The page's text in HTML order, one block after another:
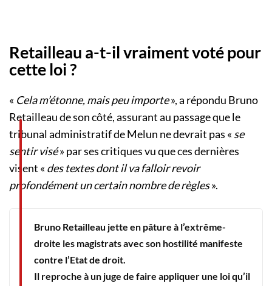
Retailleau a-t-il vraiment voté pour
cette loi ?
« Cela m’étonne, mais peu importe», a répondu Bruno
Retailleau de son côté, assurant au passage que le
tribunal administratif de Melun ne devrait pas « se
sentir visé» par ses critiques vu que ces dernières
visent « des textes dont il va falloir revoir
profondément un certain nombre de règles».
Bruno Retailleau jette en pâture à l’extrême-
droite les magistrats avec son hostilité manifeste
contre l’Etat de droit.
Il reproche à un juge de faire appliquer une loi qu’il